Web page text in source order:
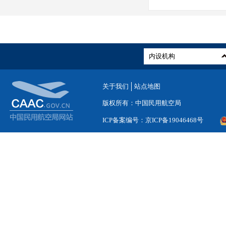
关于我们 站点地图
版权所有：中国民用航空局
ICP备案编号：京ICP备19046468号